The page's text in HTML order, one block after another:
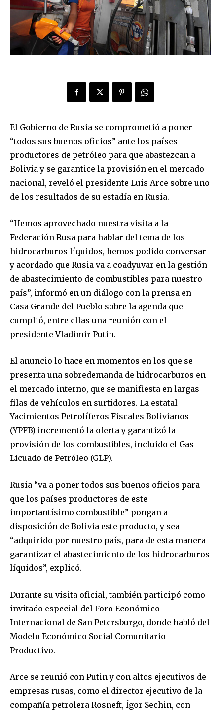
El Gobierno de Rusia se comprometió a poner
“todos sus buenos oficios” ante los países
productores de petróleo para que abastezcan a
Bolivia y se garantice la provisión en el mercado
nacional, reveló el presidente Luis Arce sobre uno
de los resultados de su estadía en Rusia.
“Hemos aprovechado nuestra visita a la
Federación Rusa para hablar del tema de los
hidrocarburos líquidos, hemos podido conversar
y acordado que Rusia va a coadyuvar en la gestión
de abastecimiento de combustibles para nuestro
país”, informó en un diálogo con la prensa en
Casa Grande del Pueblo sobre la agenda que
cumplió, entre ellas una reunión con el
presidente Vladimir Putin.
El anuncio lo hace en momentos en los que se
presenta una sobredemanda de hidrocarburos en
el mercado interno, que se manifiesta en largas
filas de vehículos en surtidores. La estatal
Yacimientos Petrolíferos Fiscales Bolivianos
(YPFB) incrementó la oferta y garantizó la
provisión de los combustibles, incluido el Gas
Licuado de Petróleo (GLP).
Rusia “va a poner todos sus buenos oficios para
que los países productores de este
importantísimo combustible” pongan a
disposición de Bolivia este producto, y sea
“adquirido por nuestro país, para de esta manera
garantizar el abastecimiento de los hidrocarburos
líquidos”, explicó.
Durante su visita oficial, también participó como
invitado especial del Foro Económico
Internacional de San Petersburgo, donde habló del
Modelo Económico Social Comunitario
Productivo.
Arce se reunió con Putin y con altos ejecutivos de
empresas rusas, como el director ejecutivo de la
compañía petrolera Rosneft, Ígor Sechin, con